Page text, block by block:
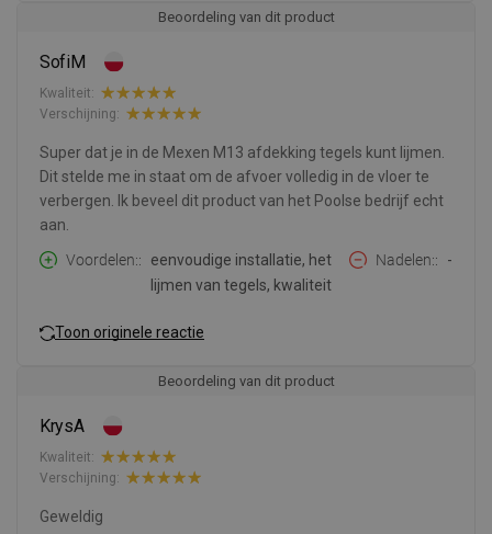
Beoordeling van dit product
SofiM
Kwaliteit:
Verschijning:
Super dat je in de Mexen M13 afdekking tegels kunt lijmen.
Dit stelde me in staat om de afvoer volledig in de vloer te
verbergen. Ik beveel dit product van het Poolse bedrijf echt
aan.
Voordelen:
eenvoudige installatie, het
lijmen van tegels, kwaliteit
Nadelen: -
Toon originele reactie
Beoordeling van dit product
KrysA
Kwaliteit:
Verschijning:
Geweldig